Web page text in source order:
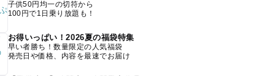
子供50円均一の切符から
100円で1日乗り放題も！
お得いっぱい！2026夏の福袋特集
早い者勝ち！数量限定の人気福袋
発売日や価格、内容を最速でお届け